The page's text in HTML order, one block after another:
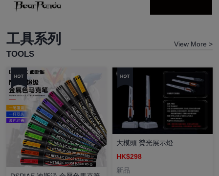
工具系列
TOOLS
View More >
大模頭 熒光展示燈
HK$298
新品